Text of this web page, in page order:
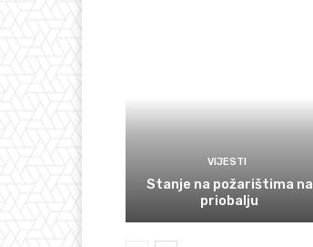
VIJESTI
Stanje na požarištima na
priobalju